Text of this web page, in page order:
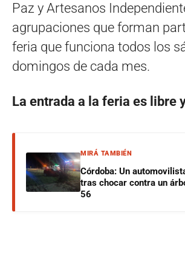
Paz y Artesanos
agrupaciones que forman
feria que funciona todos los
domingos de cada mes.
La entrada a la feria es libre
MIRÁ TAMBIÉN
Córdoba: Un
tras chocar contra un
56